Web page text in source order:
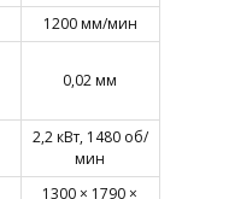
1200 мм/мин
0,02 мм
2,2 кВт, 1480 об/
мин
1300 × 1790 ×